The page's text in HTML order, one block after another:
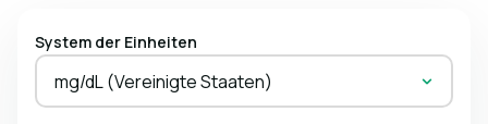
System der Einheiten
mg/dL (Vereinigte Staaten)